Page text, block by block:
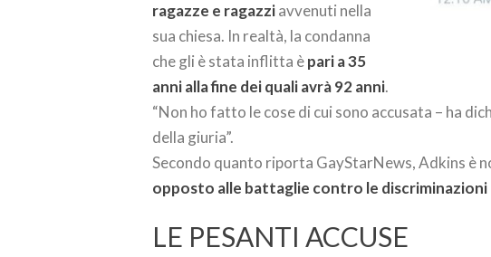
ragazze e ragazziavvenuti nella
sua chiesa. In realtà, la condanna
che gli è stata inflitta èpari a 35
anni alla fine dei quali avrà 92 anni.
“Non ho fatto le cose di cui sono accusata – ha
della giuria”.
Secondo quanto riporta GayStarNews, Adkins è
opposto alle battaglie contro le discriminazioni
LE PESANTI ACCUSE